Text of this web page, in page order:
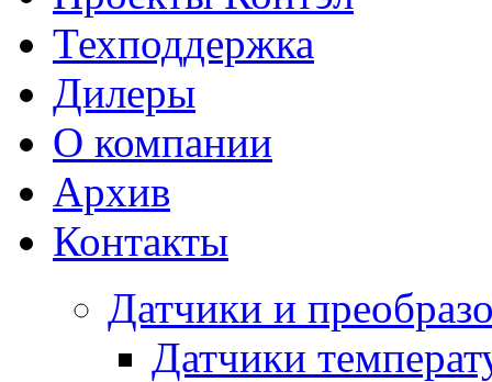
Техподдержка
Дилеры
О компании
Архив
Контакты
Датчики и
Датчики